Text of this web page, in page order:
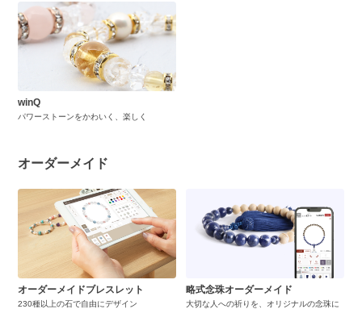
winQ
パワーストーンをかわいく、楽しく
オーダーメイド
オーダーメイドブレスレット
230種以上の石で自由にデザイン
略式念珠オーダーメイド
大切な人への祈りを、オリジナルの念珠に